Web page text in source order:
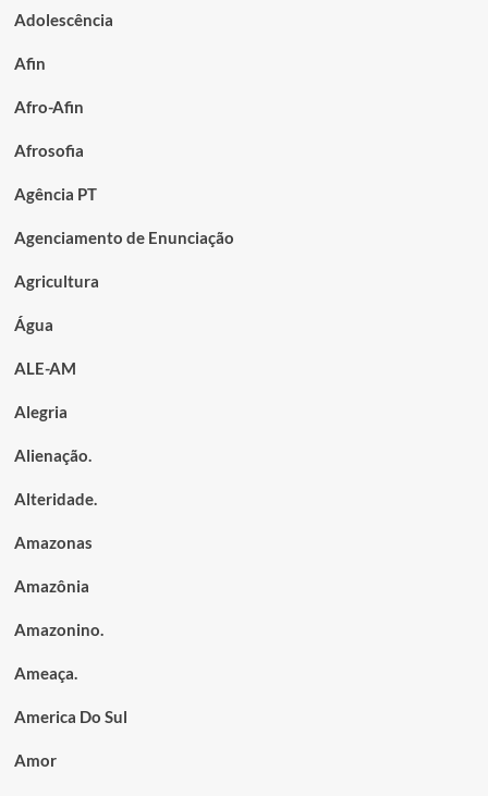
Adolescência
Afin
Afro-Afin
Afrosofia
Agência PT
Agenciamento de Enunciação
Agricultura
Água
ALE-AM
Alegria
Alienação.
Alteridade.
Amazonas
Amazônia
Amazonino.
Ameaça.
America Do Sul
Amor